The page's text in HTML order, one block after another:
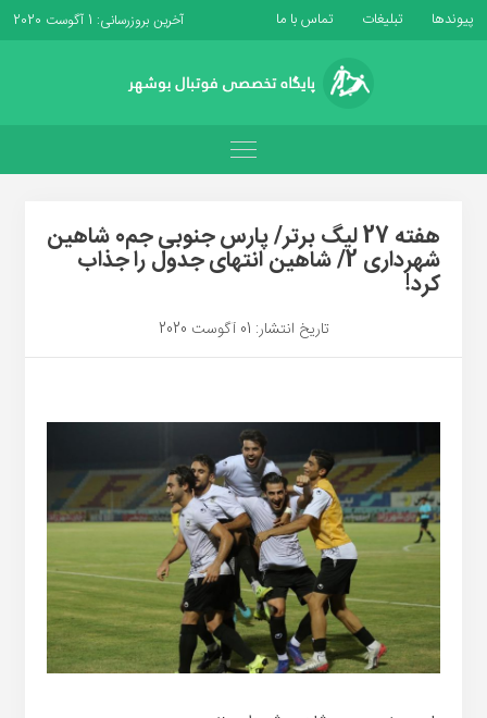
پیوندها تبلیغات تماس با ما آخرین بروزرسانی: 1 آگوست 2020
هفته 27 لیگ برتر/ پارس جنوبی جم0 شاهین
شهرداری 2/ شاهین انتهای جدول را جذاب
کرد!
تاریخ انتشار: 01 آگوست 2020